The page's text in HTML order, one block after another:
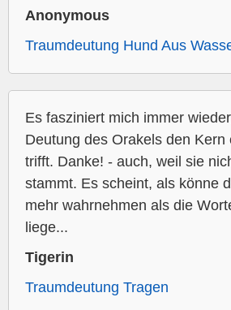
Anonymous
Traumdeutung Hund Aus
Es fasziniert mich immer
Deutung des Orakels den Kern
trifft. Danke! - auch, weil sie
stammt. Es scheint, als könne
mehr wahrnehmen als die
liege...
Tigerin
Traumdeutung Tragen